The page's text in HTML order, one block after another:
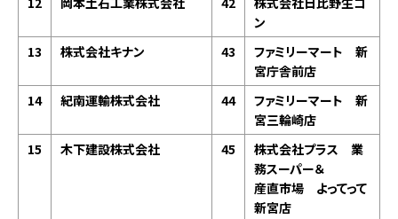
ン
13
株式会社キナン 43
ファミリーマート 新
宮庁舎前店
14
紀南運輸株式会社 44
ファミリーマート 新
宮三輪崎店
15
木下建設株式会社 45
株式会社プラス 業
務スーパー＆
産直市場 よってって
新宮店